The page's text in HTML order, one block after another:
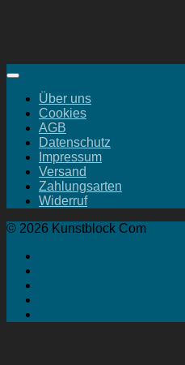
Über uns
Cookies
AGB
Datenschutz
Impressum
Versand
Zahlungsarten
Widerruf
© 2026 Kunstblock Com